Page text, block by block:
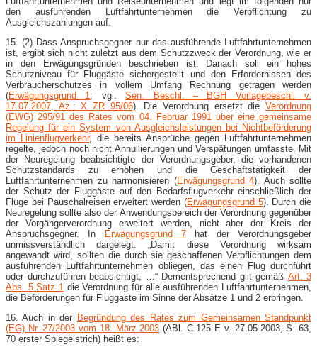
den ausführenden Luftfahrtunternehmen die Verpflichtung zu
Ausgleichszahlungen auf.
15. (2) Dass Anspruchsgegner nur das ausführende Luftfahrtunternehmen
ist, ergibt sich nicht zuletzt aus dem Schutzzweck der Verordnung, wie er
in den Erwägungsgründen beschrieben ist. Danach soll ein hohes
Schutzniveau für Fluggäste sichergestellt und den Erfordernissen des
Verbraucherschutzes in vollem Umfang Rechnung getragen werden
(Erwägungsgrund 1 ; vgl.Sen. Beschl. – BGH Vorlagebeschl. v.
17.07.2007, Az.: X ZR 95/06). Die Verordnung ersetzt dieVerordnung
(EWG) 295/91 des Rates vom 04. Februar 1991 über eine gemeinsame
Regelung für ein System von Ausgleichsleistungen bei Nichtbeförderung
im Linienflugverkehr, die bereits Ansprüche gegen Luftfahrtunternehmen
regelte, jedoch noch nicht Annullierungen und Verspätungen umfasste. Mit
der Neuregelung beabsichtigte der Verordnungsgeber, die vorhandenen
Schutzstandards zu erhöhen und die Geschäftstätigkeit der
Luftfahrtunternehmen zu harmonisieren (Erwägungsgrund 4). Auch sollte
der Schutz der Fluggäste auf den Bedarfsflugverkehr einschließlich der
Flüge bei Pauschalreisen erweitert werden (Erwägungsgrund 5). Durch die
Neuregelung sollte also der Anwendungsbereich der Verordnung gegenüber
der Vorgängerverordnung erweitert werden, nicht aber der Kreis der
Anspruchsgegner. In Erwägungsgrund 7 hat der Verordnungsgeber
unmissverständlich dargelegt: „Damit diese Verordnung wirksam
angewandt wird, sollten die durch sie geschaffenen Verpflichtungen dem
ausführenden Luftfahrtunternehmen obliegen, das einen Flug durchführt
oder durchzuführen beabsichtigt, …“ Dementsprechend gilt gemäß Art. 3
Abs. 5 Satz 1 die Verordnung für alle ausführenden Luftfahrtunternehmen,
die Beförderungen für Fluggäste im Sinne der Absätze 1 und 2 erbringen.
16. Auch in der Begründung des Rates zum Gemeinsamen Standpunkt
(EG) Nr. 27/2003 vom 18. März 2003 (ABl. C 125 E v. 27.05.2003, S. 63,
70 erster Spiegelstrich) heißt es: